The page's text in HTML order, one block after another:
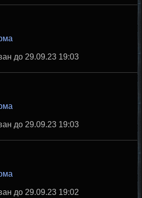
до 29.09.23 19:03
до 29.09.23 19:03
до 29.09.23 19:02